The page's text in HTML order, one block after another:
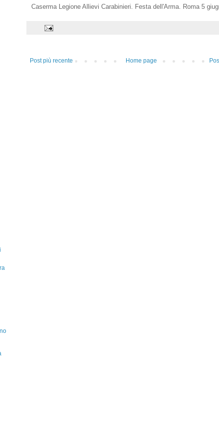
Caserma Legione Allievi Carabinieri. Festa dell'Arma. Roma 5
Post più recente Home page